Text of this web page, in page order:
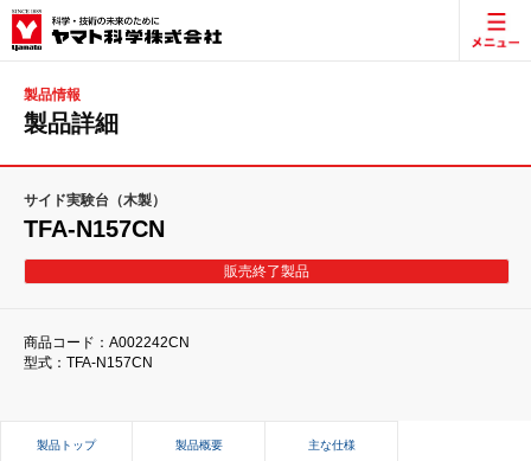
製品情報
製品詳細
サイド実験台（木製）
TFA-N157CN
販売終了製品
商品コード：A002242CN
型式：TFA-N157CN
製品トップ 製品概要 主な仕様